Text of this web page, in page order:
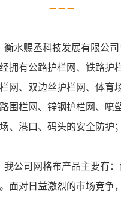
水赐丞科技发展有限公司
拥有公路护栏网、铁路护
网、双边丝护栏网、体育
围栏网、锌钢护栏网、喷
、港口、码头的安全防护
公司网格布产品主要有：
面对日益激烈的市场竞争